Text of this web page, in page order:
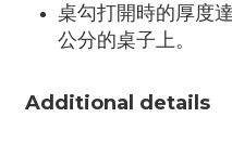
桌勾打開時的厚度
公分的桌子上。
Additional details